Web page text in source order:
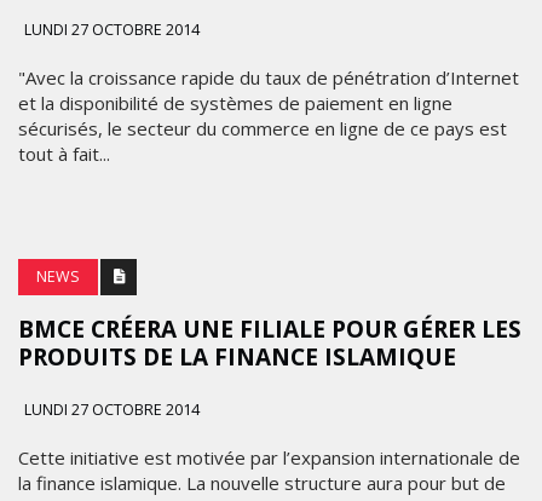
LUNDI 27 OCTOBRE 2014
"Avec la croissance rapide du taux de pénétration d’Internet
et la disponibilité de systèmes de paiement en ligne
sécurisés, le secteur du commerce en ligne de ce pays est
tout à fait...
NEWS
BMCE CRÉERA UNE FILIALE POUR GÉRER LES
PRODUITS DE LA FINANCE ISLAMIQUE
LUNDI 27 OCTOBRE 2014
Cette initiative est motivée par l’expansion internationale de
la finance islamique. La nouvelle structure aura pour but de